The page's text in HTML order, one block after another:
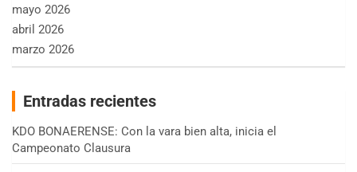
mayo 2026
abril 2026
marzo 2026
Entradas recientes
KDO BONAERENSE: Con la vara bien alta, inicia el
Campeonato Clausura